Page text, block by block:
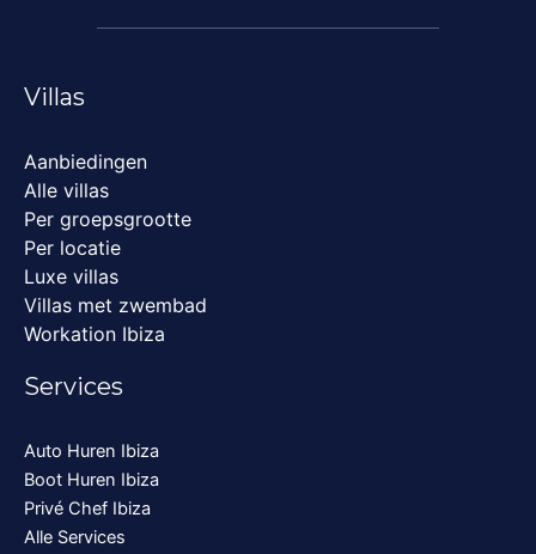
Villas
Aanbiedingen
Alle villas
Per groepsgrootte
Per locatie
Luxe villas
Villas met zwembad
Workation Ibiza
Services
Auto Huren Ibiza
Boot Huren Ibiza
Privé Chef Ibiza
Alle Services